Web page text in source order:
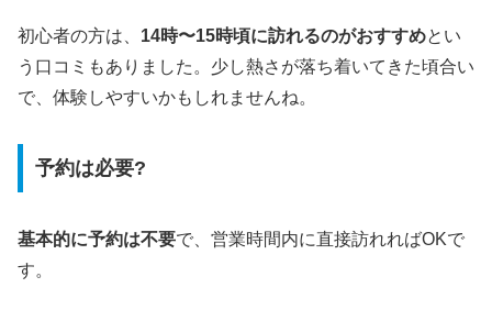
初心者の方は、 14時〜15時頃に訪れるのがおすすめとい
う口コミもありました。少し熱さが落ち着いてきた頃合い
で、体験しやすいかもしれませんね。
予約は必要?
基本的に予約は不要で、営業時間内に直接訪れればOKで
す。